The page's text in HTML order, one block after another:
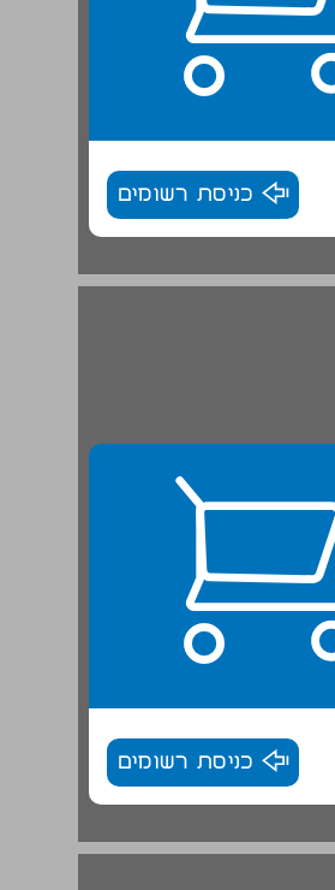
כניסת רשומים
כניסת רשומים